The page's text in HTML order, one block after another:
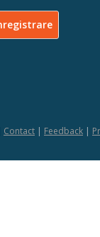
Contact | Feedback |